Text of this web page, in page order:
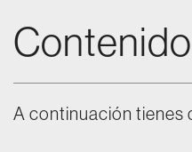
A continuación tienes